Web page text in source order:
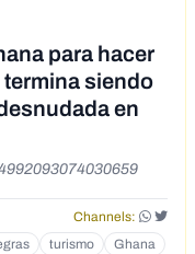
para hacer
siendo
en
Channels:
turismo
Ghana